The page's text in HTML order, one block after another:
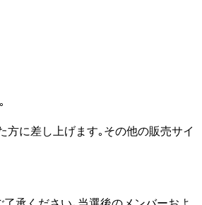
方に差し上げます｡その他の販売サイ